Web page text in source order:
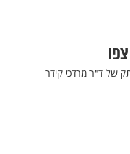
של ד"ר מרדכי קידר